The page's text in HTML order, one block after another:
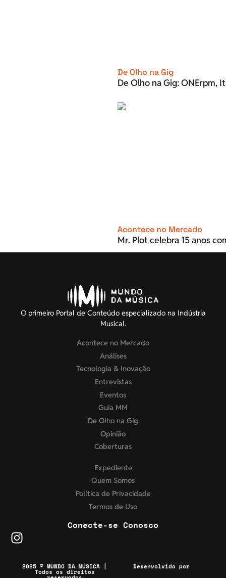
De Olho na Gig
De Olho na Gig: ONErpm,
Acontece no Mercado
Mr. Plot celebra 15 anos
O primeiro Portal de Conteúdo especializado na Indústria
Musical.
Acontece no Mercado
Análises
Tecnologia & Inovação
Entrevistas
Eventos
Guia MM
De Olho na Gig
Opinião
Coberturas
Expediente
Quem Somos
Política de Privacidade
Termos de Uso
Conecte-se Conosco
2025 © MUNDO DA MÚSICA |
Todos os direitos
Desenvolvido por